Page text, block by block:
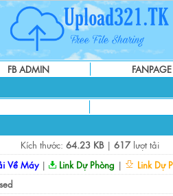
FB ADMIN FANPAGE
Kích thước: 64.23 KB| 617lượt tải
Về Máy| Link Dự Phòng |
Link Dự